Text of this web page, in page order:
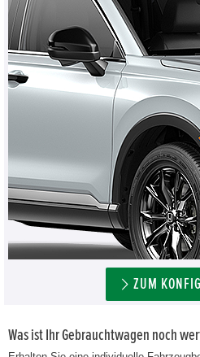
ZUM
Was ist Ihr Gebrauchtwagen noch